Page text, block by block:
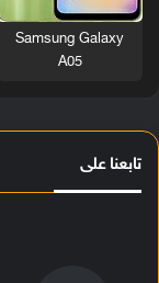
Samsung Galaxy
A05
تابعنا على